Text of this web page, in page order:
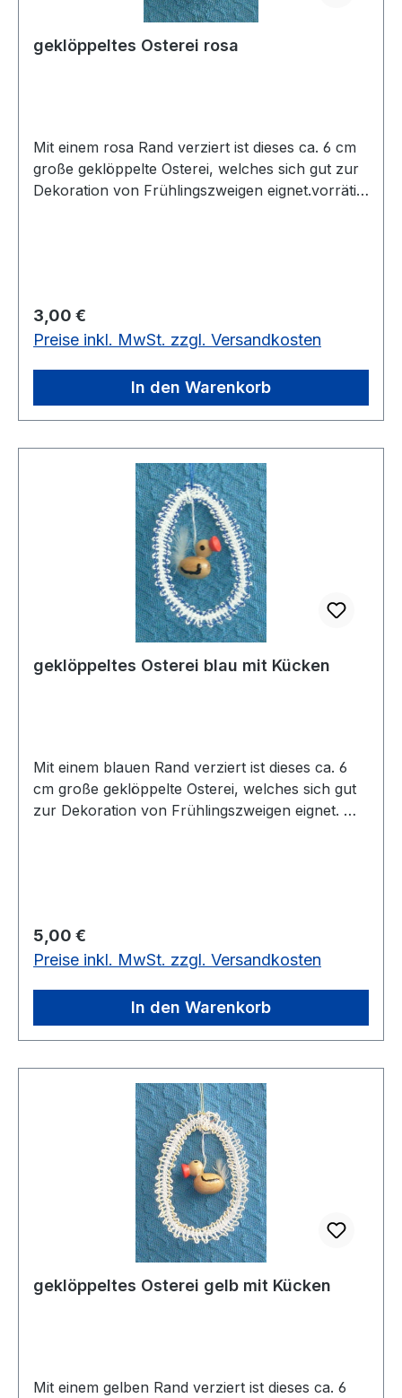
geklöppeltes Osterei rosa
Mit einem rosa Rand verziert ist dieses ca. 6 cm
große geklöppelte Osterei, welches sich gut zur
Dekoration von Frühlingszweigen eignet.vorrätig:
Regulärer Preis:
3,00 €
Preise inkl. MwSt. zzgl. Versandkosten
In den Warenkorb
geklöppeltes Osterei blau mit Kücken
Mit einem blauen Rand verziert ist dieses ca. 6
cm große geklöppelte Osterei, welches sich gut
zur Dekoration von Frühlingszweigen eignet. Mit
Regulärer Preis:
5,00 €
Preise inkl. MwSt. zzgl. Versandkosten
In den Warenkorb
geklöppeltes Osterei gelb mit Kücken
Mit einem gelben Rand verziert ist dieses ca. 6